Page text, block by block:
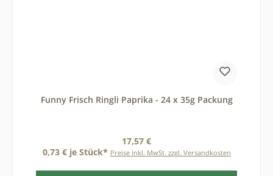
Funny Frisch Ringli Paprika - 24 x 35g Packung
Regulärer Preis:
17,57 €
0,73 € je Stück* Preise inkl. MwSt. zzgl. Versandkosten